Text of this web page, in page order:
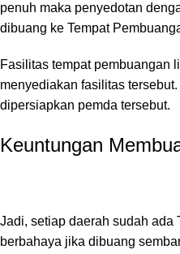
penuh maka penyedotan
dibuang ke Tempat
Fasilitas tempat pembuangan
menyediakan fasilitas
dipersiapkan pemda tersebut.
Keuntungan
Jadi, setiap daerah sudah ada
berbahaya jika dibuang